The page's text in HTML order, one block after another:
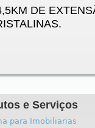
DE
e Serviços
para Imobiliarias